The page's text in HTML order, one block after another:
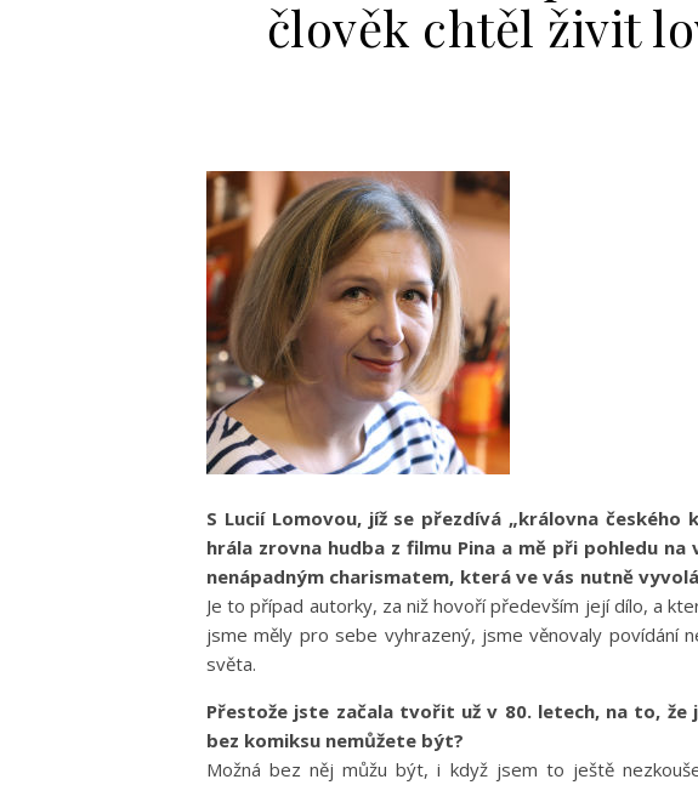
člověk chtěl živit
S Lucií Lomovou, jíž se přezdívá „královna
hrála zrovna hudba z filmu Pina a mě při pohledu
nenápadným charismatem, která ve vás nutně
Je to případ autorky, za niž hovoří především její dílo, a
jsme měly pro sebe vyhrazený, jsme věnovaly
světa.
Přestože jste začala tvořit už v 80. letech, na to,
bez komiksu nemůžete být?
Možná bez něj můžu být, i když jsem to ještě